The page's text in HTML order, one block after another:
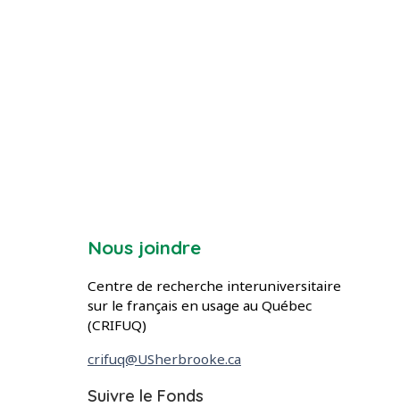
Nous joindre
Centre de recherche interuniversitaire
sur le français en usage au Québec
(CRIFUQ)
crifuq@USherbrooke.ca
Suivre le Fondsdans les réseaux sociaux